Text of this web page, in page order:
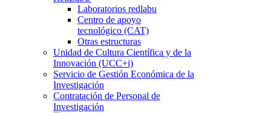
Laboratorios redlabu
Centro de apoyo
tecnológico (CAT)
Otras estructuras
Unidad de Cultura Científica y de la
Innovación (UCC+i)
Servicio de Gestión Económica de la
Investigación
Contratación de Personal de
Investigación